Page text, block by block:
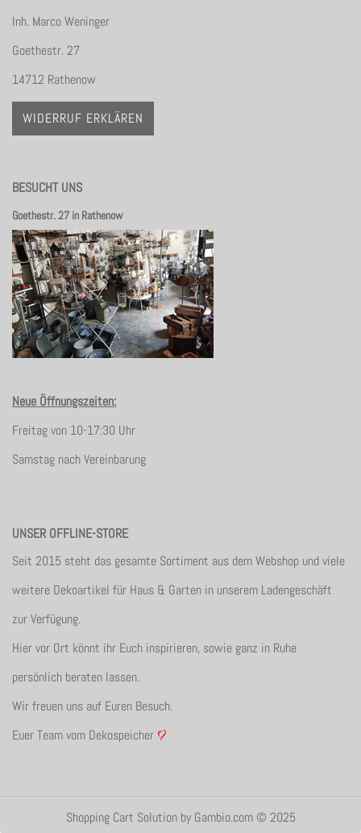
Inh. Marco Weninger
Goethestr. 27
14712 Rathenow
WIDERRUF ERKLÄREN
BESUCHT UNS
Goethestr. 27 in Rathenow
Neue Öffnungszeiten:
Freitag von 10-17:30 Uhr
Samstag nach Vereinbarung
UNSER OFFLINE-STORE
Seit 2015 steht das gesamte Sortiment aus dem Webshop und viele
weitere Dekoartikel für Haus & Garten in unserem Ladengeschäft
zur Verfügung.
Hier vor Ort könnt ihr Euch inspirieren, sowie ganz in Ruhe
persönlich beraten lassen.
Wir freuen uns auf Euren Besuch.
Euer Team vom Dekospeicher
Shopping Cart Solutionby Gambio.com © 2025